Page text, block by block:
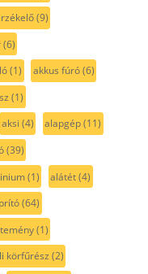
(9)
(6)
(1) akkus fúró(6)
(1)
aksi (4) alapgép(11)
(39)
(1) alátét(4)
(64)
(1)
körfűrész (2)